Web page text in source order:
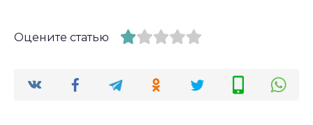
Оцените статью